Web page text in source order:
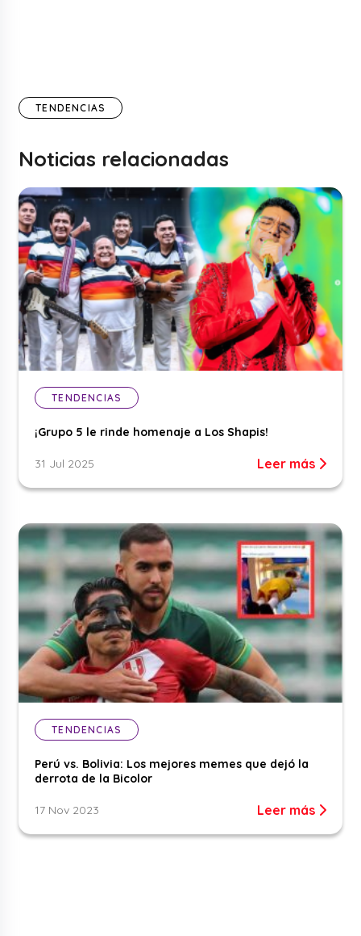
TENDENCIAS
Noticias relacionadas
TENDENCIAS
¡Grupo 5 le rinde homenaje a Los Shapis!
31 Jul 2025 Leer más
TENDENCIAS
Perú vs. Bolivia: Los mejores memes que dejó la
derrota de la Bicolor
17 Nov 2023 Leer más